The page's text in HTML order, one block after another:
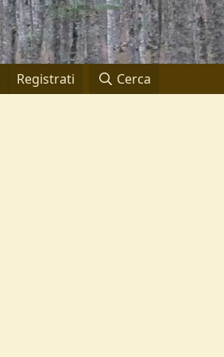
Registrati Cerca